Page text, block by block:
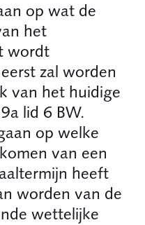
op wat de
het
wordt
zal worden
van het huidige
lid 6 BW.
op welke
van een
heeft
worden van de
wettelijke